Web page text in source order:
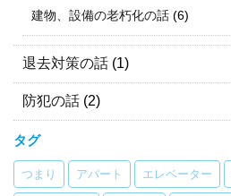
建物、設備の老朽化の話 (6)
退去対策の話 (1)
防犯の話 (2)
タグ
つまり アパート エレベーター